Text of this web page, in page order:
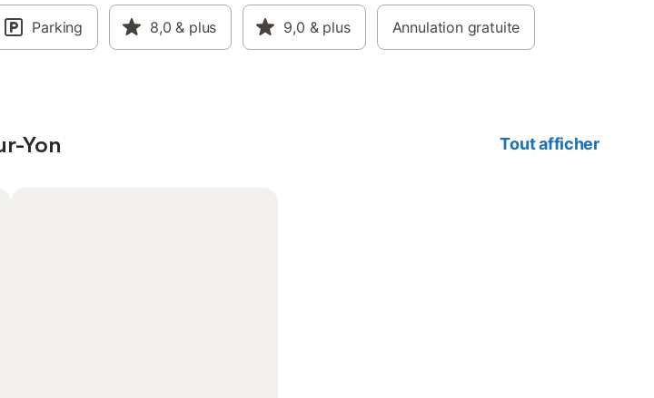
Parking 8,0 & plus 9,0 & plus Annulation gratuite
Yon Tout afficher